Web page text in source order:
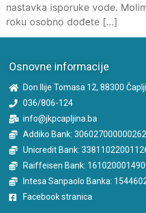
nastavka isporuke vode.
roku osobno dođete […]
Osnovne informacije
Don Ilije Tomasa 12, 88300
036/806-124
info@jkpcapljina.ba
Addiko Bank:
Unicredit Bank:
Raiffeisen Bank:
Intesa Sanpaolo Banka:
Facebook stranica